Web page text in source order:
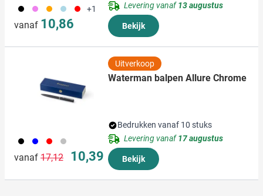
001 354 007 018 008 +1
vanaf 10,86
Levering vanaf13 augustus
Bekijk
001 005 008 032
vanaf Normale prijs
17,12 Speciale prijs
10,39
Uitverkoop
Waterman balpen Allure Chrome
Bedrukken vanaf 10 stuks
Levering vanaf17 augustus
Bekijk